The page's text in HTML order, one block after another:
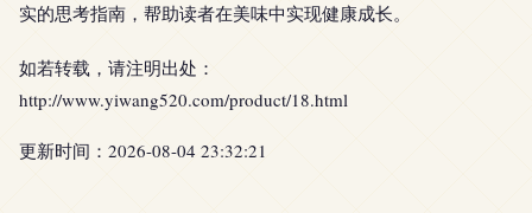
实的思考指南，帮助读者在美味中实现健康成长。
如若转载，请注明出处：
http://www.yiwang520.com/product/18.html
更新时间：2026-08-04 23:32:21